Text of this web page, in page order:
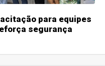
para equipes
segurança